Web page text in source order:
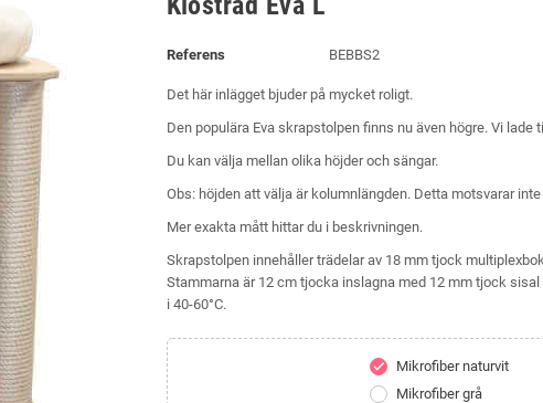
Referens BEBBS2
Det här inlägget bjuder på mycket roligt.
Den populära Eva skrapstolpen finns nu även högre. Vi
Du kan välja mellan olika höjder och sängar.
Obs: höjden att välja är kolumnlängden. Detta motsvarar
Mer exakta mått hittar du i beskrivningen.
Skrapstolpen innehåller trädelar av 18 mm tjock
Stammarna är 12 cm tjocka inslagna med 12 mm tjock
i 40-60°C.
check
Mikrofiber naturvit
Mikrofiber grå